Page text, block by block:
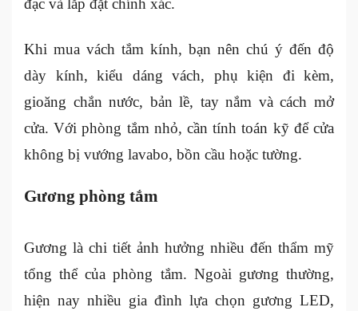
đạc và lắp đặt chính xác.
Khi mua vách tắm kính, bạn nên chú ý đến độ
dày kính, kiểu dáng vách, phụ kiện đi kèm,
gioăng chắn nước, bản lề, tay nắm và cách mở
cửa. Với phòng tắm nhỏ, cần tính toán kỹ để cửa
không bị vướng lavabo, bồn cầu hoặc tường.
Gương phòng tắm
Gương là chi tiết ảnh hưởng nhiều đến thẩm mỹ
tổng thể của phòng tắm. Ngoài gương thường,
hiện nay nhiều gia đình lựa chọn gương LED,